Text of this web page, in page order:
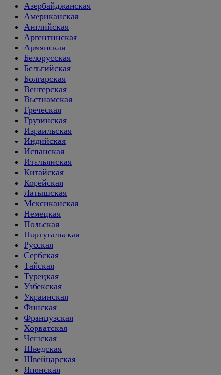
Азербайджанская
Американская
Английская
Аргентинская
Армянская
Белорусская
Бельгийская
Болгарская
Венгерская
Вьетнамская
Греческая
Грузинская
Израильская
Индийская
Испанская
Итальянская
Китайская
Корейская
Латышская
Мексиканская
Немецкая
Польская
Португальская
Русская
Сербская
Тайская
Турецкая
Узбекская
Украинская
Финская
Французская
Хорватская
Чешская
Шведская
Швейцарская
Японская